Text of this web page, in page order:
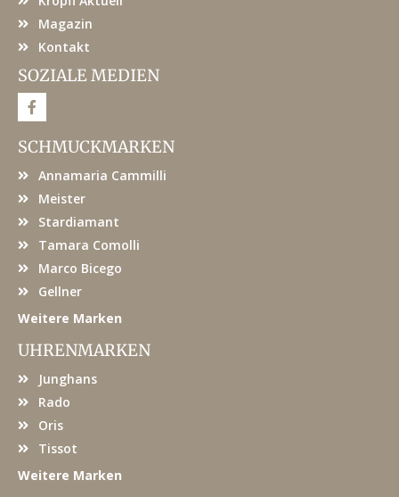
Magazin
Kontakt
SOZIALE MEDIEN
F
a
e
b
o
SCHMUCKMARKEN
Annamaria Cammilli
Meister
Stardiamant
Tamara Comolli
Marco Bicego
Gellner
Weitere Marken
UHRENMARKEN
Junghans
Rado
Oris
Tissot
Weitere Marken